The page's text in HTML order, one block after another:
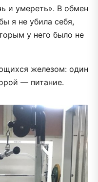
и умереть». В обмен
я не убила себя,
у него было не
железом: один
— питание.